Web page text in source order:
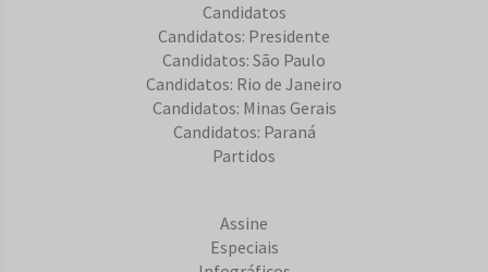
Candidatos
Candidatos: Presidente
Candidatos: São Paulo
Candidatos: Rio de Janeiro
Candidatos: Minas Gerais
Candidatos: Paraná
Partidos
Assine
Especiais